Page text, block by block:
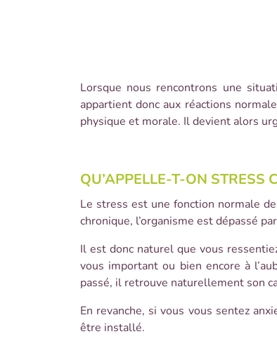
Lorsque nous rencontrons une
appartient donc aux réactions
physique et morale. Il devient alors
QU’APPELLE-T-ON STRESS
Le stress est une fonction normale
chronique, l’organisme est dépassé
Il est donc naturel que vous
vous important ou bien encore à
passé, il retrouve naturellement son
En revanche, si vous vous sentez
être installé.